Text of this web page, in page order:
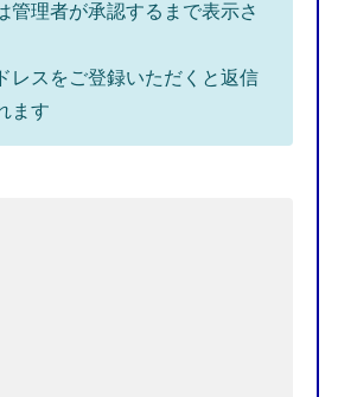
管理者が承認するまで表示さ
レスをご登録いただくと返信
ます